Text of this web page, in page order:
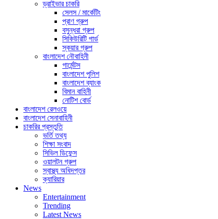
ড্রাইভার চাকরি
সেলস / মার্কেটিং
প্রাণ গ্রুপ
বসুন্ধরা গ্রুপ
সিকিউরিটি গার্ড
স্কয়ার গ্রুপ
বাংলাদেশ নৌবাহিনী
গার্মেন্টস
বাংলাদেশ পুলিশ
বাংলাদেশ ব্যাংক
বিমান বাহিনী
নোটিশ বোর্ড
বাংলাদেশ রেলওয়ে
বাংলাদেশ সেনাবাহিনী
চাকরির প্রস্তুতি
ভর্তি তথ্য
শিক্ষা সংবাদ
সিভিল ডিফেন্স
ওয়ালটন গ্রুপ
স্বাস্থ্য অধিদপ্তর
ক্যারিয়ার
News
Entertainment
Trending
Latest News